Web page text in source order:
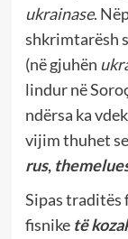
ukrainase.
shkrimtarësh
(në gjuhën
lindur në
ndërsa ka
vijim thuhet
rus,
Sipas traditës
fisnike të